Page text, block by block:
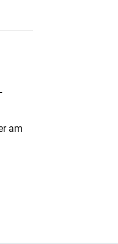
am